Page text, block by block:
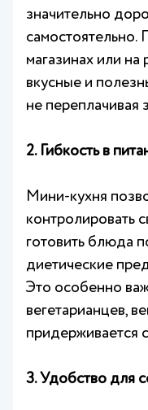
значительно
самостоятельно.
магазинах или на
вкусные и
не переплачивая
2. Гибкость в
Мини-кухня
контролировать
готовить блюда
диетические
Это особенно
вегетарианцев,
придерживается
3. Удобство для